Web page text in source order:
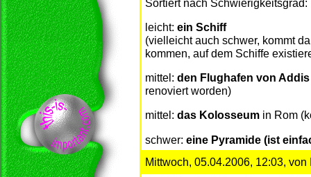
Sortiert nach Schwierigkeitsgrad:
leicht: ein Schiff
(vielleicht auch schwer, kommt
kommen, auf dem Schiffe
mittel: den Flughafen von
renoviert worden)
mittel: das Kolosseum in Rom
schwer: eine Pyramide (ist
Mittwoch, 05.04.2006, 12:03, von